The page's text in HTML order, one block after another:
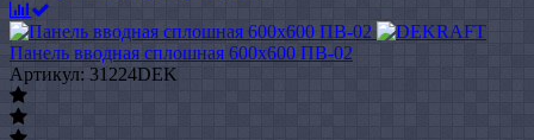
Панель вводная сплошная 600x600 ПВ-02
Артикул: 31224DEK